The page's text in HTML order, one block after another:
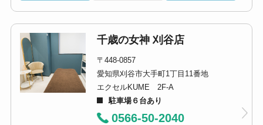
千歳の女神 刈谷店
〒448-0857
愛知県刈谷市大手町1丁目11番地
エクセルKUME 2F-A
駐車場６台あり
0566-50-2040